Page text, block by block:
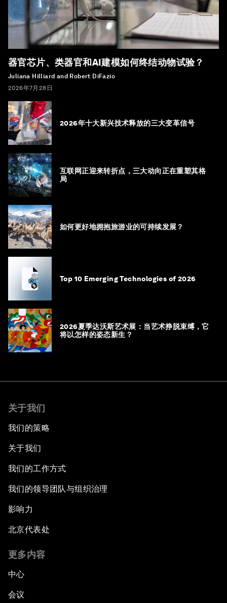
器官芯片、类器官和AI建模如何终结动物试验？
Juliana Hilliard and Robert DiFazio
2026年7月28日
2026年十大新兴技术释放的三大变革信号
互联网正迎来转折点，三大动向正在重塑其格
局
如何更好地拥抱旅游业的可持续发展？
Top 10 Emerging Technologies of 2026
2026夏季达沃斯艺术展：当艺术挣脱束缚，它
将以怎样的姿态新生？
关于我们
我们的策略
关于我们
我们的工作方式
我们的领导团队与组织治理
影响力
北京代表处
更多内容
中心
会议